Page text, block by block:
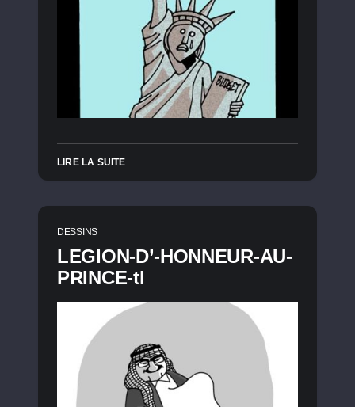
LIRE LA SUITE
DESSINS
LEGION-D’-HONNEUR-AU-
PRINCE-tl